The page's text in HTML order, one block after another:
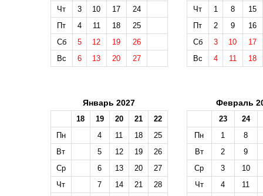
Чт
3 10 17
24
Пт
4 11 18
25
Сб
5 12 19
26
Вс
6 13 20 27
Чт
1 8
15
Пт
2 9
16
Сб
3 10
17
Вс
4 11 18
Январь 2027
18 19 20 21
22
Пн
4 11 18
25
Вт
5 12 19
26
Ср
6 13 20
27
Чт
7 14 21
28
Февраль
23
24
Пн
1
8
Вт
2
9
Ср
3
10
Чт
4
11